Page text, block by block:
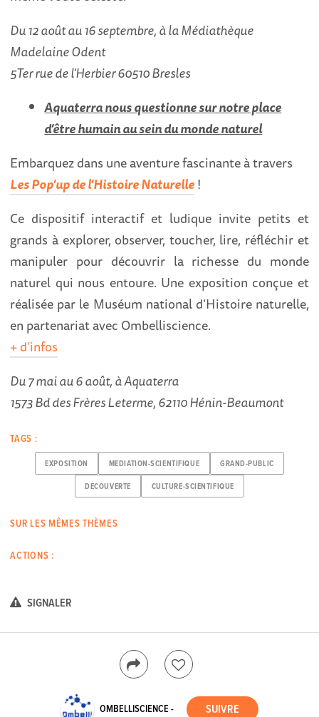
Du 12 août au 16 septembre, à la Médiathèque
Madelaine Odent
5Ter rue de l'Herbier 60510 Bresles
Aquaterra nous questionne sur notre place
d’être humain au sein du monde naturel
Embarquez dans une aventure fascinante à travers
Les Pop’up de l’Histoire Naturelle!
Ce dispositif interactif et ludique invite petits et
grands à explorer, observer, toucher, lire, réfléchir et
manipuler pour découvrir la richesse du monde
naturel qui nous entoure. Une exposition conçue et
réalisée par le Muséum national d’Histoire naturelle,
en partenariat avec Ombelliscience.
+ d’infos
Du 7 mai au 6 août, à Aquaterra
1573 Bd des Frères Leterme, 62110 Hénin-Beaumont
TAGS :
EXPOSITION MEDIATION-SCIENTIFIQUE GRAND-PUBLIC
DECOUVERTE CULTURE-SCIENTIFIQUE
SUR LES MÊMES THÈMES
ACTIONS :
SIGNALER
OMBELLISCIENCE -